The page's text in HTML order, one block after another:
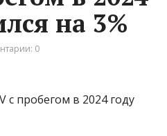
на 3%
0